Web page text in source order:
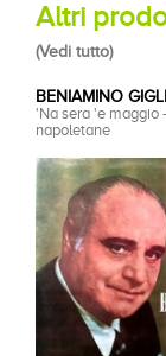
Altri
(Vedi tutto)
BENIAMINO GIGLI
'Na sera 'e maggio
napoletane